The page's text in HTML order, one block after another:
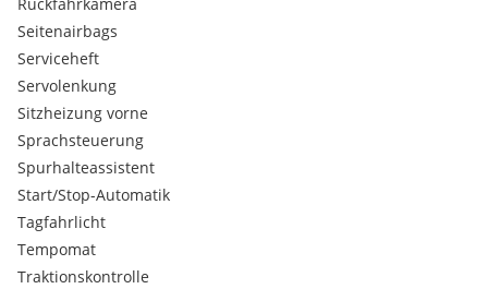
Seitenairbags
Serviceheft
Servolenkung
Sitzheizung vorne
Sprachsteuerung
Spurhalteassistent
Start/Stop-Automatik
Tagfahrlicht
Tempomat
Traktionskontrolle